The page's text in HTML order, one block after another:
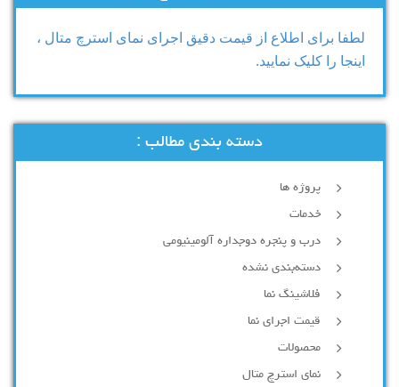
لطفا برای اطلاع از قیمت دقیق اجرای نمای استرچ متال ،
اینجا را کلیک نمایید.
دسته بندی مطالب :
پروژه ها
خدمات
درب و پنجره دوجداره آلومینیومی
دسته‌بندی نشده
فلاشینگ نما
قیمت اجرای نما
محصولات
نمای استرچ متال